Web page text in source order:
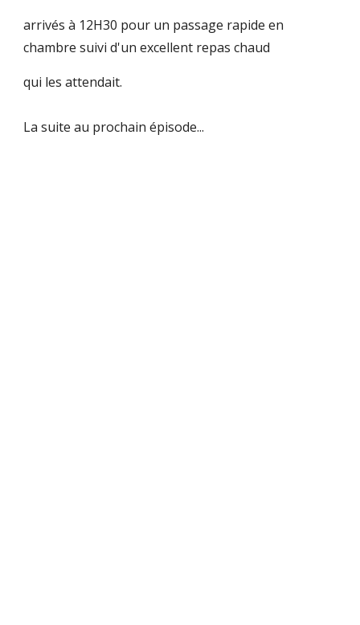
arrivés à 12H30 pour un passage rapide en
chambre suivi d'un excellent repas chaud
qui les attendait.
La suite au prochain épisode...